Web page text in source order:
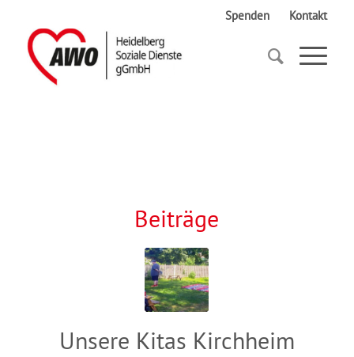
Spenden Kontakt
Startseite Freiwilligentag
Beiträge
Unsere Kitas Kirchheim